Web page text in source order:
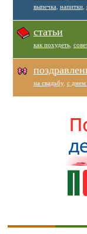
выпечка напитки,
статьи
как похудеть,
на свадьбу, с